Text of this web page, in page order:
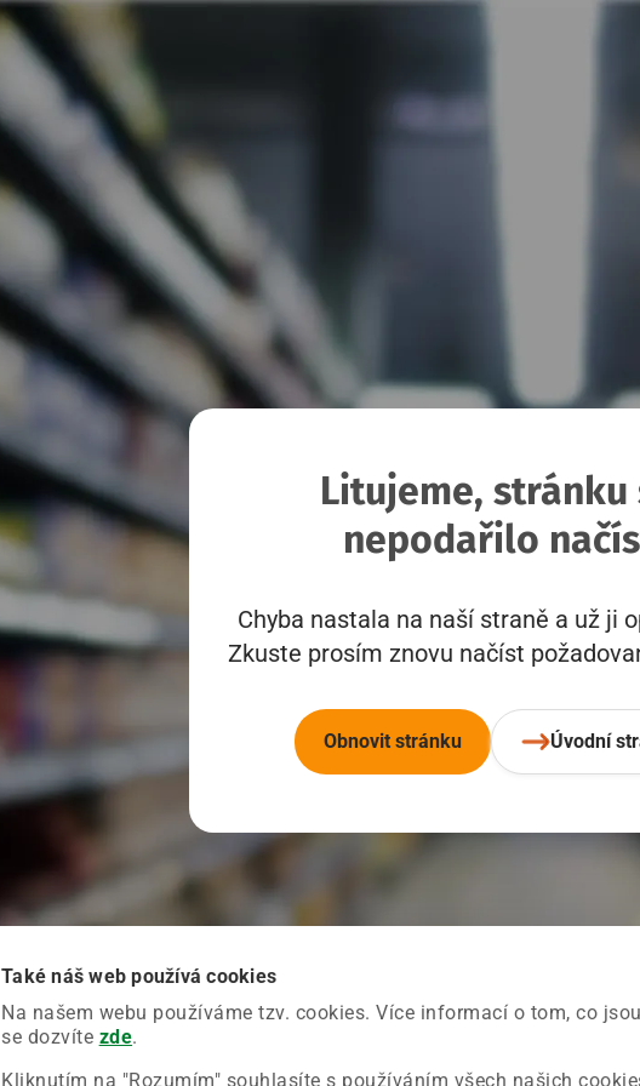
Také náš web používá cookies
Na našem webu používáme tzv. cookies. Více informací o tom, co
se dozvíte zde.
Kliknutím na "Rozumím" souhlasíte s používáním všech našich
Litujeme, stránku
nepodařilo
Chyba nastala na naší straně a už ji
Zkuste prosím znovu načíst
Obnovit stránku Úvodní